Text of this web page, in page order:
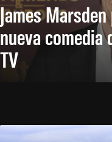
James
nueva
TV